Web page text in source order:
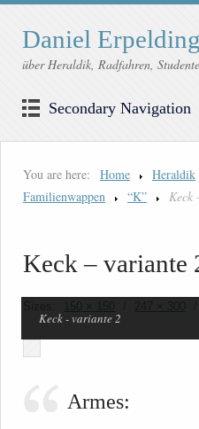
Daniel Erpelding
über Heraldik, Radfahren,
Secondary Navigation
You are here: Home Heraldik
Familienwappen
“K” Keck
Keck – variante
150 × 150 247 × 300
Keck - variante 2
Armes: